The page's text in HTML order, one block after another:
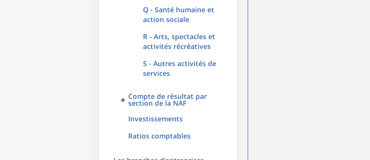
Q - Santé humaine et
action sociale
R - Arts, spectacles et
activités récréatives
S - Autres activités de
services
Compte de résultat par
section de la NAF
Investissements
Ratios comptables